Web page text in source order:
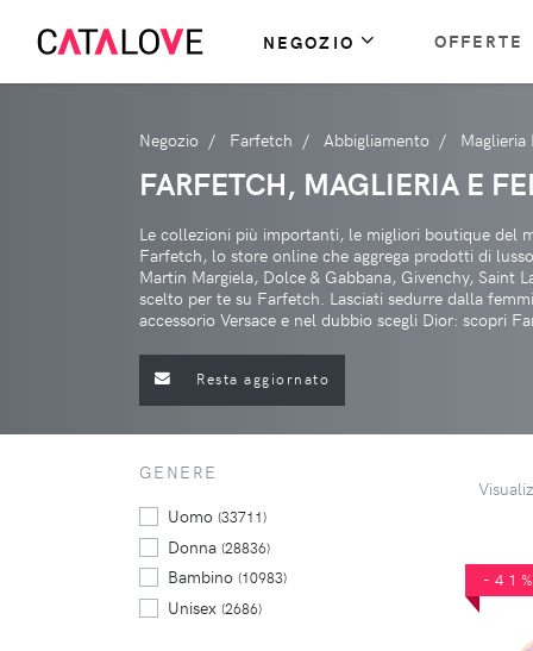
NEGOZIO OFFERTE
Negozio Farfetch Abbigliamento Maglieria
FARFETCH, MAGLIERIA E
Le collezioni più importanti, le migliori boutique del
Farfetch, lo store online che aggrega prodotti di
Martin Margiela, Dolce & Gabbana, Givenchy, Saint
scelto per te su Farfetch. Lasciati sedurre dalla
accessorio Versace e nel dubbio scegli Dior: scopri
Resta aggiornato
-41%
GENERE
Uomo (33711)
Donna (28836)
Bambino (10983)
Unisex (2686)